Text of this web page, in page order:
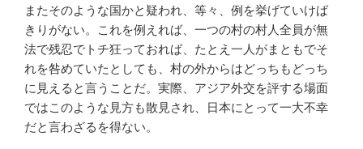
またそのような国かと疑われ、等々、例を挙げていけば
きりがない。これを例えれば、一つの村の村人全員が無
法で残忍でトチ狂っておれば、たとえ一人がまともでそ
れを咎めていたとしても、村の外からはどっちもどっち
に見えると言うことだ。実際、アジア外交を評する場面
ではこのような見方も散見され、日本にとって一大不幸
だと言わざるを得ない。